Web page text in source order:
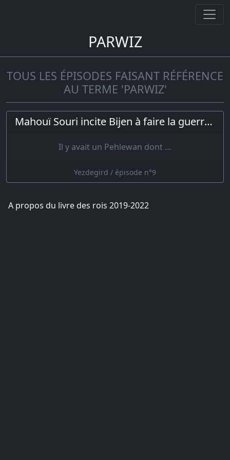
PARWIZ
TOUS LES ÉPISODES FAISANT RÉFÉRENCE
AU TERME 'PARWIZ'
Mahouï Souri incite Bijen à faire la guerre à Yezdegird ; le roi se réfugie dans un moulin
Il y avait un Pehlewan dont …
Yezdegird / épisode n°9
A propos du livre des rois 2019-2022